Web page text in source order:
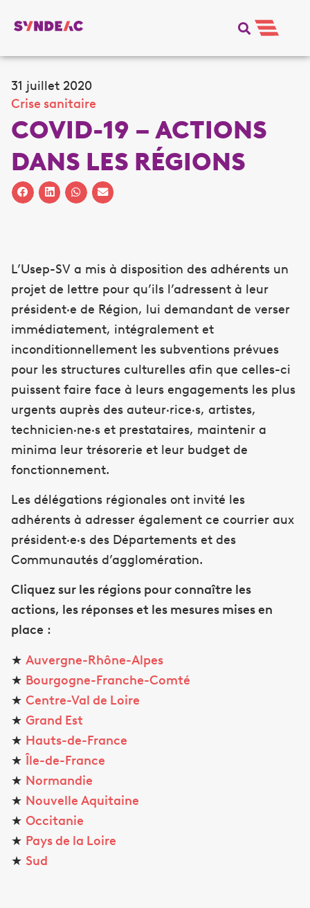
31 juillet 2020
Crise sanitaire
COVID-19 – ACTIONS
DANS LES RÉGIONS
L’Usep-SV a mis à disposition des adhérents un
projet de lettre pour qu’ils l’adressent à leur
président·e de Région, lui demandant de verser
immédiatement, intégralement et
inconditionnellement les subventions prévues
pour les structures culturelles afin que celles-ci
puissent faire face à leurs engagements les plus
urgents auprès des auteur·rice·s, artistes,
technicien·ne·s et prestataires, maintenir a
minima leur trésorerie et leur budget de
fonctionnement.
Les délégations régionales ont invité les
adhérents à adresser également ce courrier aux
président·e·s des Départements et des
Communautés d’agglomération.
Cliquez sur les régions pour connaître les
actions, les réponses et les mesures mises en
place :
★ Auvergne-Rhône-Alpes
★ Bourgogne-Franche-Comté
★ Centre-Val de Loire
★ Grand Est
★ Hauts-de-France
★ Île-de-France
★ Normandie
★ Nouvelle Aquitaine
★ Occitanie
★ Pays de la Loire
★ Sud